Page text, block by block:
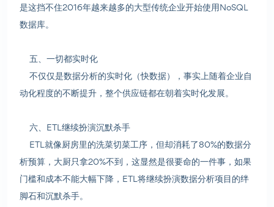
是这挡不住2016年越来越多的大型传统企业开始使用NoSQL
数据库。
五、一切都实时化
不仅仅是数据分析的实时化（快数据），事实上随着企业自
动化程度的不断提升，整个供应链都在朝着实时化发展。
六、ETL继续扮演沉默杀手
ETL就像厨房里的洗菜切菜工序，但却消耗了80%的数据分
析预算，大厨只拿20%不到，这显然是很要命的一件事，如果
门槛和成本不能大幅下降，ETL将继续扮演数据分析项目的绊
脚石和沉默杀手。